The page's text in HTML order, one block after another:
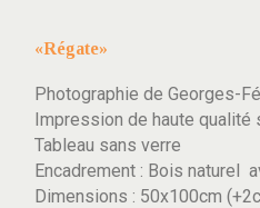
«Régate»
Photographie de Georges-
Impression de haute qualité
Tableau sans verre
Encadrement : Bois naturel
Dimensions : 50x100cm